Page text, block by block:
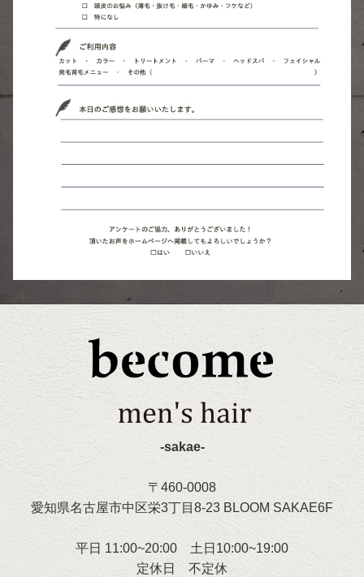
-sakae-
〒460-0008
愛知県名古屋市中区栄3丁目8-23 BLOOM SAKAE6F
平日 11:00~20:00 土日10:00~19:00
定休日 不定休